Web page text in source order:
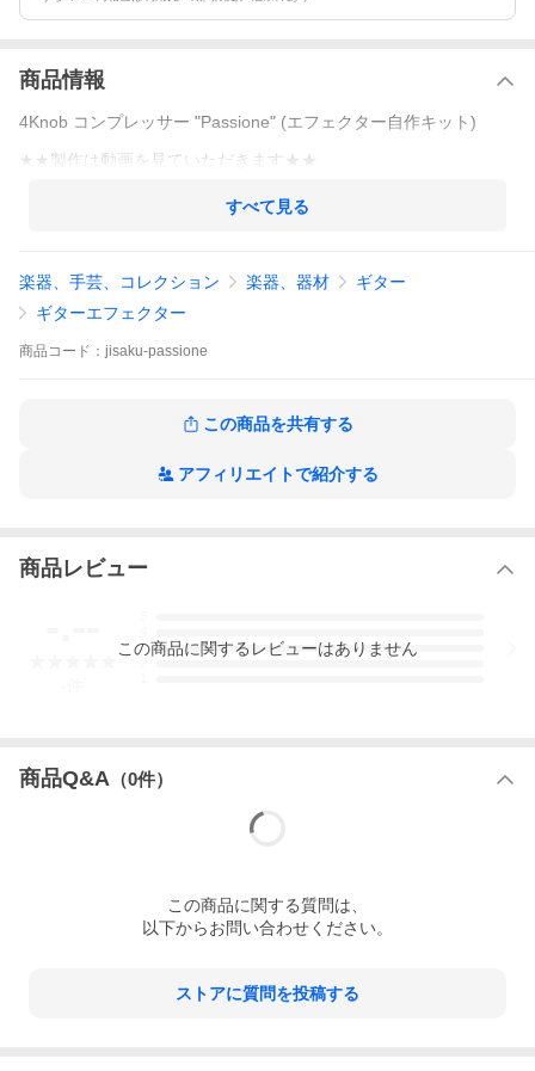
商品情報
4Knob コンプレッサー "Passione" (エフェクター自作キット)
★★製作は動画を見ていただきます★★
すべて見る
楽器、手芸、コレクション 楽器、器材
ギター
ギターエフェクター
商品 コード： jisaku-passione
この商品を共有する
アフィリエイトで紹介する
商品レビュー
3
この商品に関するレビューはありません
商品Q&A （0件）
この商品に関する質問は、
以下からお問い合わせください。
ストアに質問を投稿する